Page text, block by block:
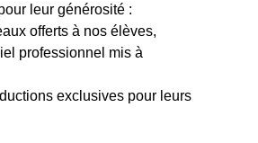
leur générosité :
offerts à nos élèves,
professionnel mis à
exclusives pour leurs